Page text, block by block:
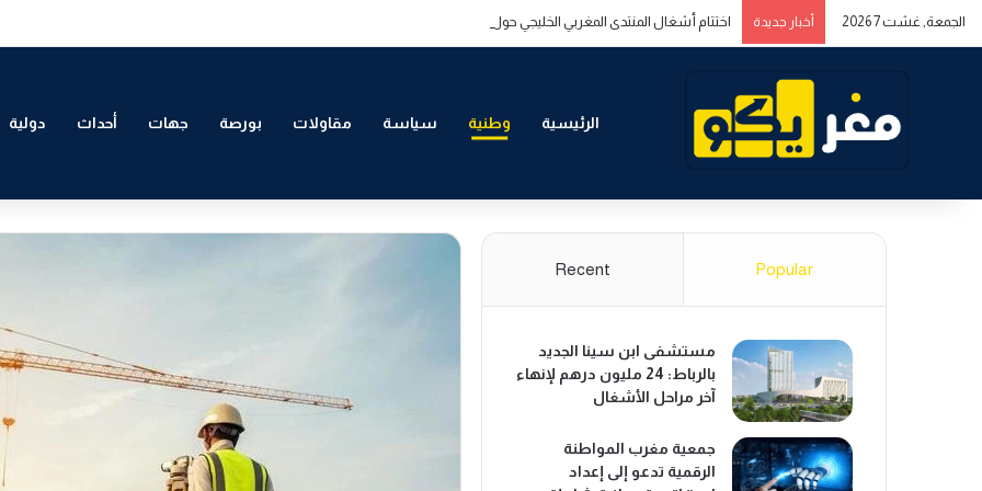
الجمعة, غشت 7 2026 أخبار جديدة اختتام أشغال المنتدى المغربي الخليجي حول التمكين الاقتصادي والاجتماعي للشباب بالدار البيضاء
الرئيسية وطنية سياسة مقاولات بورصة جهات أحداث دولية
Popular
Recent
مستشفى ابن سينا الجديد
بالرباط: 24 مليون درهم لإنهاء
آخر مراحل الأشغال
جمعية مغرب المواطنة
الرقمية تدعو إلى إعداد